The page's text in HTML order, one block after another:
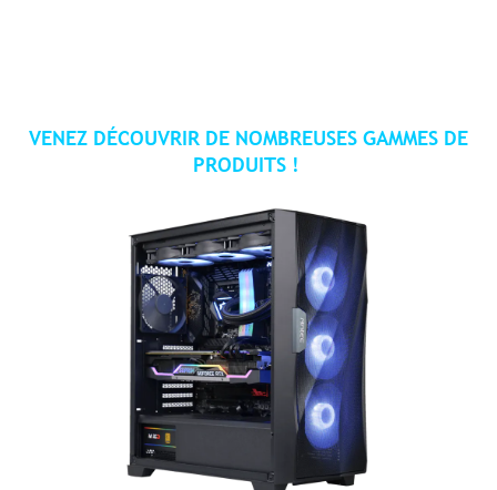
VENEZ DÉCOUVRIR DE NOMBREUSES GAMMES DE
PRODUITS !